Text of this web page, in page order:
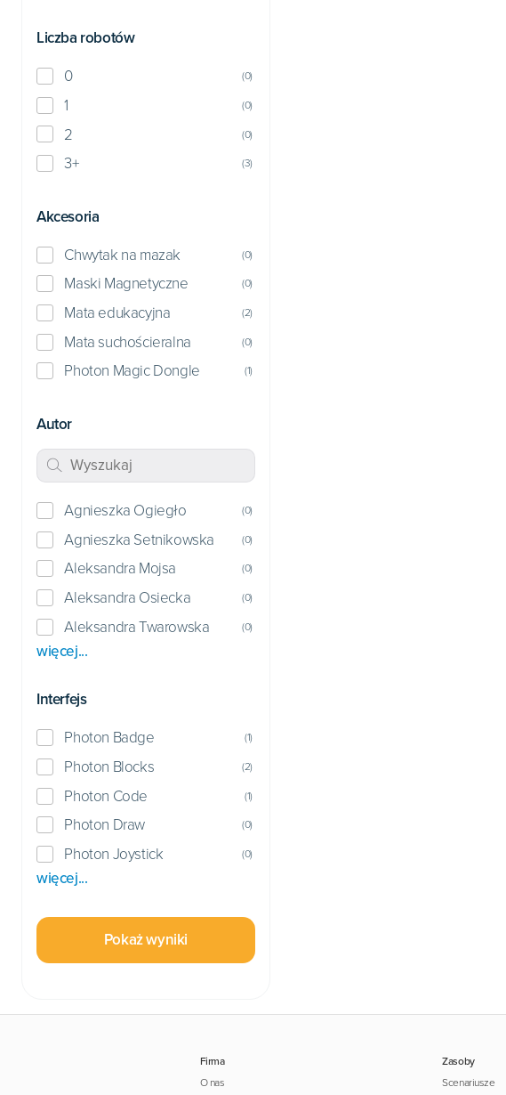
Liczba robotów
0 (0)
1 (0)
2 (0)
3+ (3)
Akcesoria
Chwytak na mazak (0)
Maski Magnetyczne (0)
Mata edukacyjna (2)
Mata suchościeralna (0)
Photon Magic Dongle (1)
Autor
Agnieszka Ogiegło (0)
Agnieszka Setnikowska (0)
Aleksandra Mojsa (0)
Aleksandra Osiecka (0)
Aleksandra Twarowska (0)
więcej...
Interfejs
Photon Badge (1)
Photon Blocks (2)
Photon Code (1)
Photon Draw (0)
Photon Joystick (0)
więcej...
Pokaż wyniki
Firma
O nas
Zasoby
Scenariusze